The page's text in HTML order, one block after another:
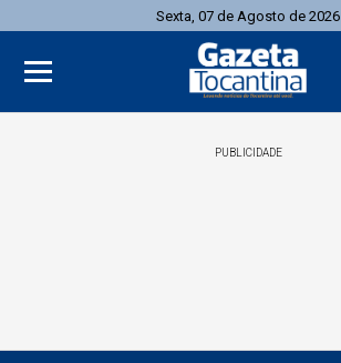
Sexta, 07 de Agosto de 2026
PUBLICIDADE